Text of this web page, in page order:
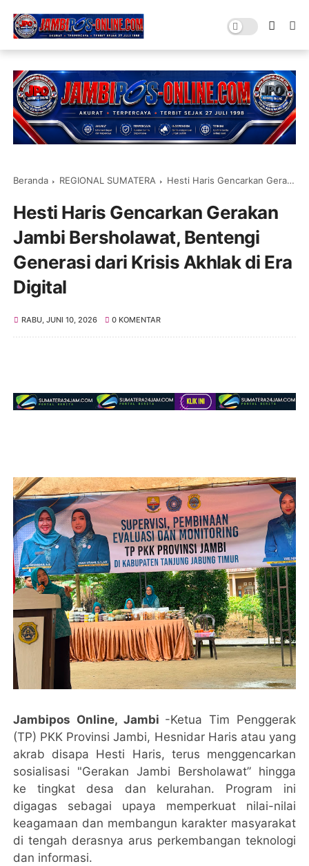
Beranda REGIONAL SUMATERA Hesti Haris Gencarkan Gerakan Jambi Bersholawat, Bentengi Generasi dari Krisis Akhlak di Era Digital
Hesti Haris Gencarkan Gerakan
Jambi Bersholawat, Bentengi
Generasi dari Krisis Akhlak di Era
Digital
RABU, JUNI 10, 2026 0 KOMENTAR
Jambipos Online, Jambi -Ketua Tim Penggerak
(TP) PKK Provinsi Jambi, Hesnidar Haris atau yang
akrab disapa Hesti Haris, terus menggencarkan
sosialisasi "Gerakan Jambi Bersholawat” hingga
ke tingkat desa dan kelurahan. Program ini
digagas sebagai upaya memperkuat nilai-nilai
keagamaan dan membangun karakter masyarakat
di tengah derasnya arus perkembangan teknologi
dan informasi.